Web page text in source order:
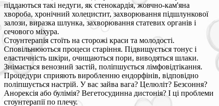
піддаються такі недуги, як стенокардія, жовчно-кам'яна
хвороба, хронічний холецистит, захворювання підшлункової
залози, виразка шлунка, захворювання статевих органів і
сечового міхура.
Стоунтерапія стоїть на сторожі краси та молодості.
Сповільнюються процеси старіння. Підвищується тонус і
еластичність шкіри, очищаються пори, виводяться шлаки.
Знімається венозний застій, поліпшується лімфовідтікання.
Процедури сприяють виробленню ендорфінів, відповідно
поліпшується настрій. У вас зайва вага? Целюліт? Безсоння?
Анорексія або булімія? Вегетосудинна дистонія? І ці проблеми
стоунтерапії по плечу.